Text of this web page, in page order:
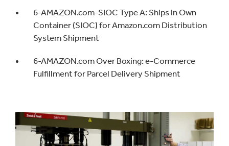
6-AMAZON.com-SIOC Type A: Ships in Own
Container (SIOC) for Amazon.com Distribution
System Shipment
6-AMAZON.com Over Boxing: e-Commerce
Fulfillment for Parcel Delivery Shipment